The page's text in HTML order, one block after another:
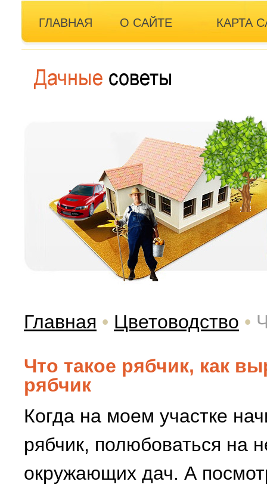
ГЛАВНАЯ О САЙТЕ КАРТА
Главная • Цветоводство •
Что такое рябчик, как
рябчик
Когда на моем участке
рябчик, полюбоваться на
окружающих дач. А